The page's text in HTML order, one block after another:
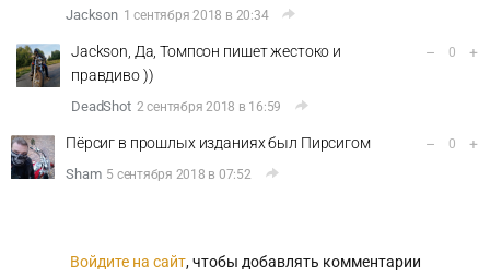
Jackson 1 сентября 2018 в 20:34
Jackson, Да, Томпсон пишет жестоко и
правдиво ))
DeadShot 2 сентября 2018 в 16:59
– 0 +
Пёрсиг в прошлых изданиях был Пирсигом
Sham 5 сентября 2018 в 07:52
– 0 +
Войдите на сайт, чтобы добавлять комментарии